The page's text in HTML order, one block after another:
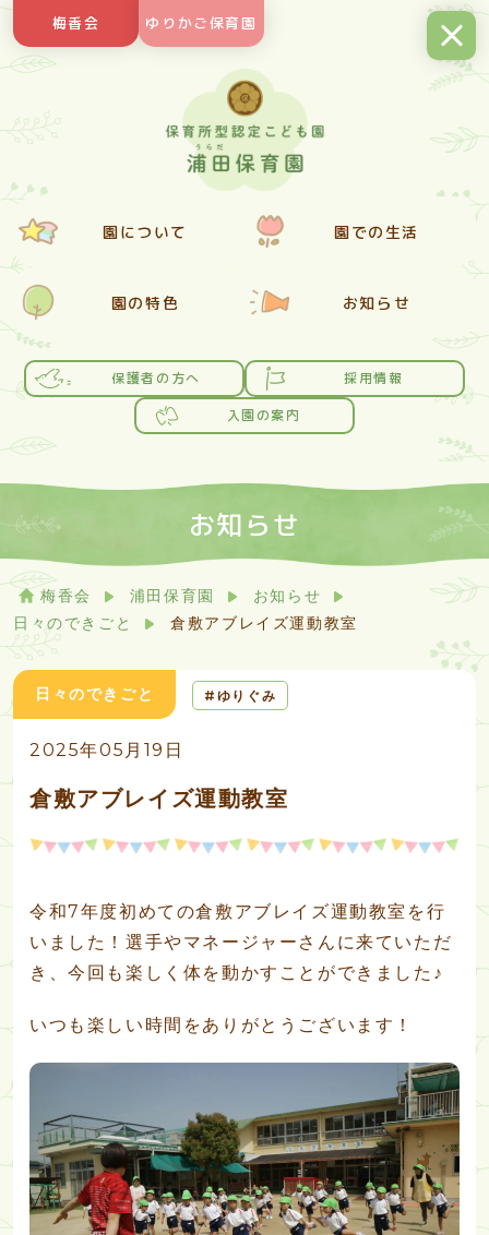
Skip
to
content
梅香会 ゆりかご保育園
園について 園での生活
園の特色 お知らせ
保護者の方へ
採用情報
入園の案内
お知らせ
梅香会 浦田保育園
お知らせ
日々のできごと
倉敷アブレイズ運動教室
日々のできごと ゆりぐみ
2025年05月19日
倉敷アブレイズ運動教室
令和7年度初めての倉敷アブレイズ運動教室を行
いました！選手やマネージャーさんに来ていただ
き、今回も楽しく体を動かすことができました♪
いつも楽しい時間をありがとうございます！